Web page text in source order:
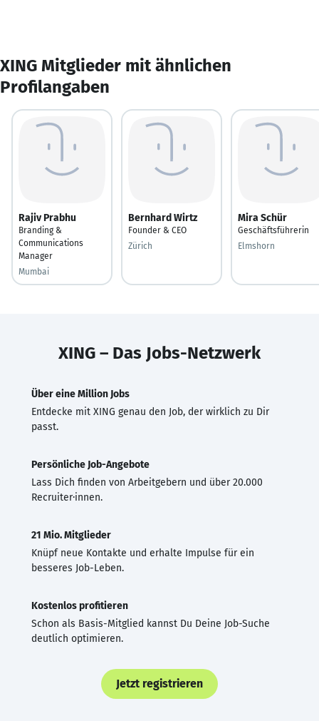
XING Mitglieder mit ähnlichen
Profilangaben
Rajiv Prabhu
Branding &
Communications
Manager
Mumbai
Bernhard Wirtz
Founder & CEO
Zürich
Mira Schür
Geschäftsführerin
Elmshorn
XING – Das Jobs-Netzwerk
Über eine Million Jobs
Entdecke mit XING genau den Job, der wirklich zu Dir
passt.
Persönliche Job-Angebote
Lass Dich finden von Arbeitgebern und über 20.000
Recruiter·innen.
21 Mio. Mitglieder
Knüpf neue Kontakte und erhalte Impulse für ein
besseres Job-Leben.
Kostenlos profitieren
Schon als Basis-Mitglied kannst Du Deine Job-Suche
deutlich optimieren.
Jetzt registrieren